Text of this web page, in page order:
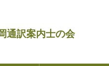
通訳案内士の会